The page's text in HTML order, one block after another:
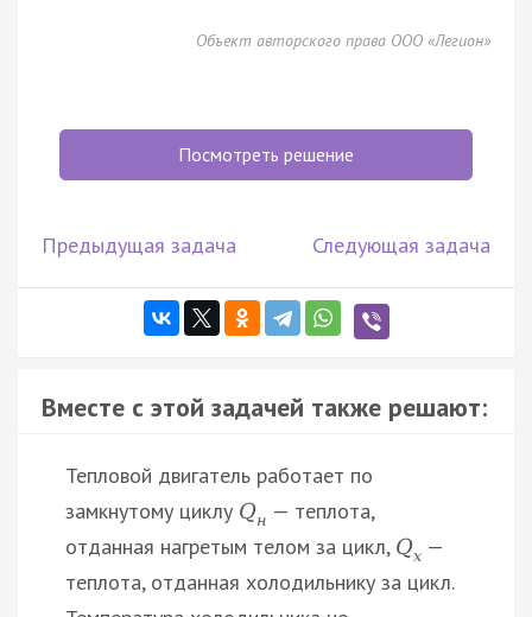
Объект авторского права ООО «Легион»
Посмотреть решение
Предыдущая задача Следующая задача
Вместе с этой задачей также решают:
Тепловой двигатель работает по
замкнутому циклу Qн — теплота,
отданная нагретым телом за цикл, Qх —
теплота, отданная холодильнику за цикл.